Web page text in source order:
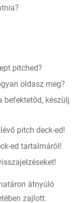
pitched?
oldasz meg?
befektetőd, készülj
pitch deck-ed!
ed tartalmáról!
átnyúló
zajlott.